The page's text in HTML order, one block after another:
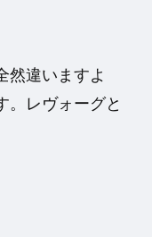
然違いますよ
。レヴォーグと